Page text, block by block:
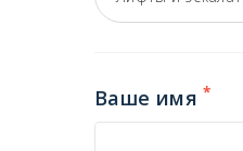
Ваше имя*